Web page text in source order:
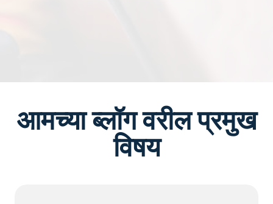
आमच्या ब्लॉग वरील प्रमुख
विषय